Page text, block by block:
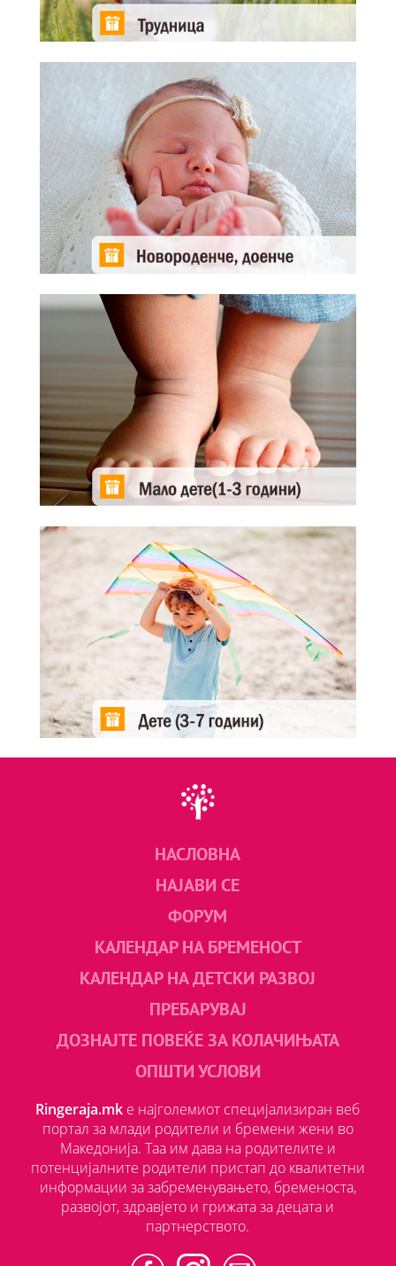
НАСЛОВНА
НАЈАВИ СЕ
ФОРУМ
КАЛЕНДАР НА БРЕМЕНОСТ
КАЛЕНДАР НА ДЕТСКИ РАЗВОЈ
ПРЕБАРУВАЈ
ДОЗНАЈТЕ ПОВЕЌЕ ЗА КОЛАЧИЊАТА
ОПШТИ УСЛОВИ
Ringeraja.mk е најголемиот специјализиран веб
портал за млади родители и бремени жени во
Македонија. Таа им дава на родителите и
потенцијалните родители пристап до квалитетни
информации за забременувањето, бременоста,
развојот, здравјето и грижата за децата и
партнерството.